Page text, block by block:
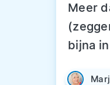
Meer
bijna